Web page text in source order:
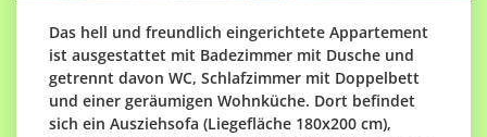
Das hell und freundlich eingerichtete Appartement
ist ausgestattet mit Badezimmer mit Dusche und
getrennt davon WC, Schlafzimmer mit Doppelbett
und einer geräumigen Wohnküche. Dort befindet
sich ein Ausziehsofa (Liegefläche 180x200 cm),